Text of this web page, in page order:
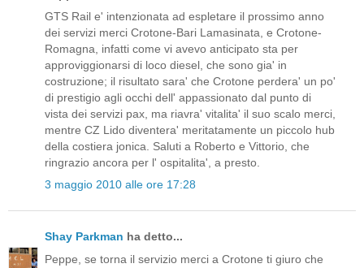
GTS Rail e' intenzionata ad espletare il prossimo anno
dei servizi merci Crotone-Bari Lamasinata, e Crotone-
Romagna, infatti come vi avevo anticipato sta per
approviggionarsi di loco diesel, che sono gia' in
costruzione; il risultato sara' che Crotone perdera' un po'
di prestigio agli occhi dell' appassionato dal punto di
vista dei servizi pax, ma riavra' vitalita' il suo scalo merci,
mentre CZ Lido diventera' meritatamente un piccolo hub
della costiera jonica. Saluti a Roberto e Vittorio, che
ringrazio ancora per l' ospitalita', a presto.
3 maggio 2010 alle ore 17:28
Shay Parkman ha detto...
Peppe, se torna il servizio merci a Crotone ti giuro che